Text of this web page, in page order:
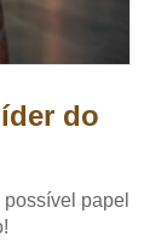
do
papel